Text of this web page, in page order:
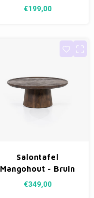
46cm
€199,00
Salontafel
Mangohout - Bruin
80cm
€349,00